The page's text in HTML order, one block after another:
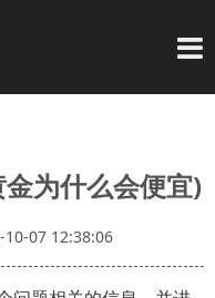
导
为什么会便宜)
10-07 12:38:06